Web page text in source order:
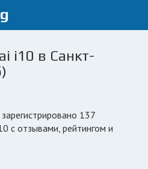
i10 в Санкт-
с отзывами, рейтингом и